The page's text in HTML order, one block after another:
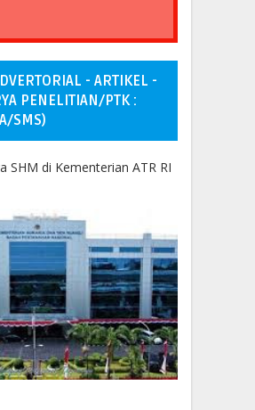
- ARTIKEL -
PENELITIAN/PTK :
SMS)
SHM di Kementerian ATR RI